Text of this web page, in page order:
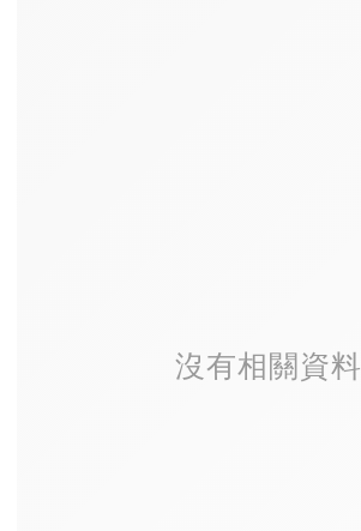
沒有相關資料